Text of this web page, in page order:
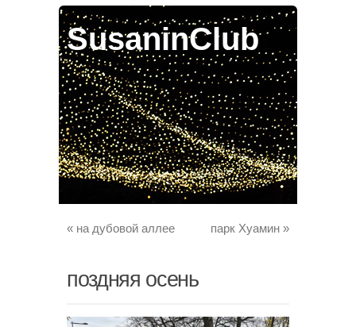
SusaninClub
« на дубовой аллее парк Хуамин »
поздняя осень